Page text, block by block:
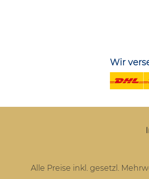
Wir
Alle Preise inkl. gesetzl.